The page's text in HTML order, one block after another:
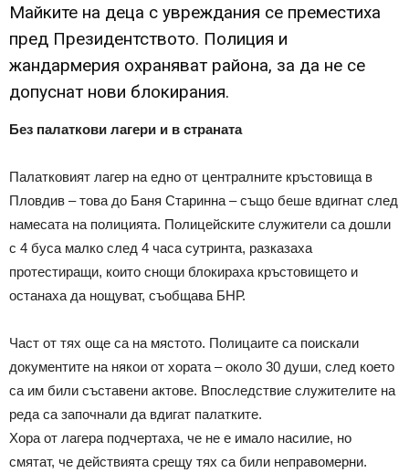
Майките на деца с увреждания се преместиха
пред Президентството. Полиция и
жандармерия охраняват района, за да не се
допуснат нови блокирания.
Без палаткови лагери и в страната
Палатковият лагер на едно от централните кръстовища в
Пловдив – това до Баня Старинна – също беше вдигнат след
намесата на полицията. Полицейските служители са дошли
с 4 буса малко след 4 часа сутринта, разказаха
протестиращи, които снощи блокираха кръстовището и
останаха да нощуват, съобщава БНР.
Част от тях още са на мястото. Полицаите са поискали
документите на някои от хората – около 30 души, след което
са им били съставени актове. Впоследствие служителите на
реда са започнали да вдигат палатките.
Хора от лагера подчертаха, че не е имало насилие, но
смятат, че действията срещу тях са били неправомерни.